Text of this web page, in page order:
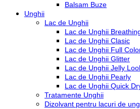
Balsam Buze
Unghii
Lac de Unghii
Lac de Unghii
Lac de Unghii Clasic
Lac de Unghii Full
Lac de Unghii Glitter
Lac de Unghii Jelly
Lac de Unghii Pearly
Lac de Unghii Quick
Tratamente Unghii
Dizolvant pentru lacuri de